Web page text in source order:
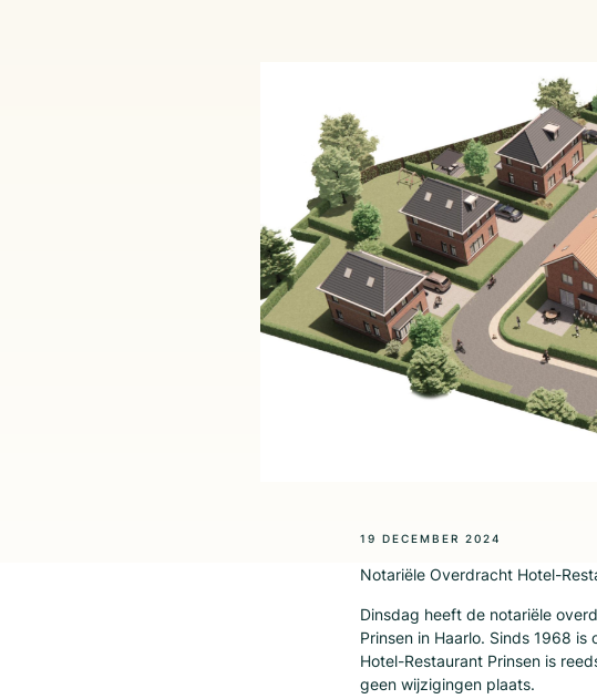
19 DECEMBER 2024
Notariële Overdracht Hotel-
Dinsdag heeft de notariële
Prinsen in Haarlo. Sinds 1968
Hotel-Restaurant Prinsen is
geen wijzigingen plaats.